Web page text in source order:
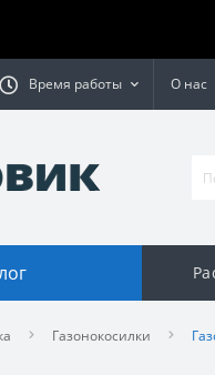
Время работы О нас
Газонокосилки